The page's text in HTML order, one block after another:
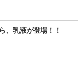
、乳液が登場！！